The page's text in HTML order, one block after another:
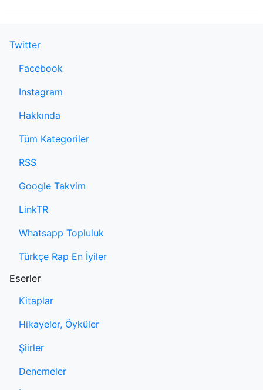
Twitter
Facebook
Instagram
Hakkında
Tüm Kategoriler
RSS
Google Takvim
LinkTR
Whatsapp Topluluk
Türkçe Rap En İyiler
Eserler
Kitaplar
Hikayeler, Öyküler
Şiirler
Denemeler